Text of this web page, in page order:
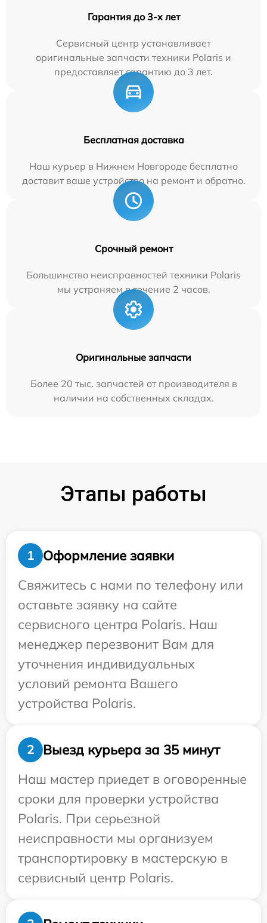
Гарантия до 3-х лет
Сервисный центр устанавливает
оригинальные запчасти техники Polaris и
предоставляет гарантию до 3 лет.
Бесплатная доставка
Наш курьер в Нижнем Новгороде бесплатно
доставит ваше устройство на ремонт и обратно.
Срочный ремонт
Большинство неисправностей техники Polaris
мы устраняем в течение 2 часов.
Оригинальные запчасти
Более 20 тыс. запчастей от производителя в
наличии на собственных складах.
Этапы работы
1
Оформление заявки
Свяжитесь с нами по телефону или
оставьте заявку на сайте
сервисного центра Polaris. Наш
менеджер перезвонит Вам для
уточнения индивидуальных
условий ремонта Вашего
устройства Polaris.
2
Выезд курьера за 35 минут
Наш мастер приедет в оговоренные
сроки для проверки устройства
Polaris. При серьезной
неисправности мы организуем
транспортировку в мастерскую в
сервисный центр Polaris.